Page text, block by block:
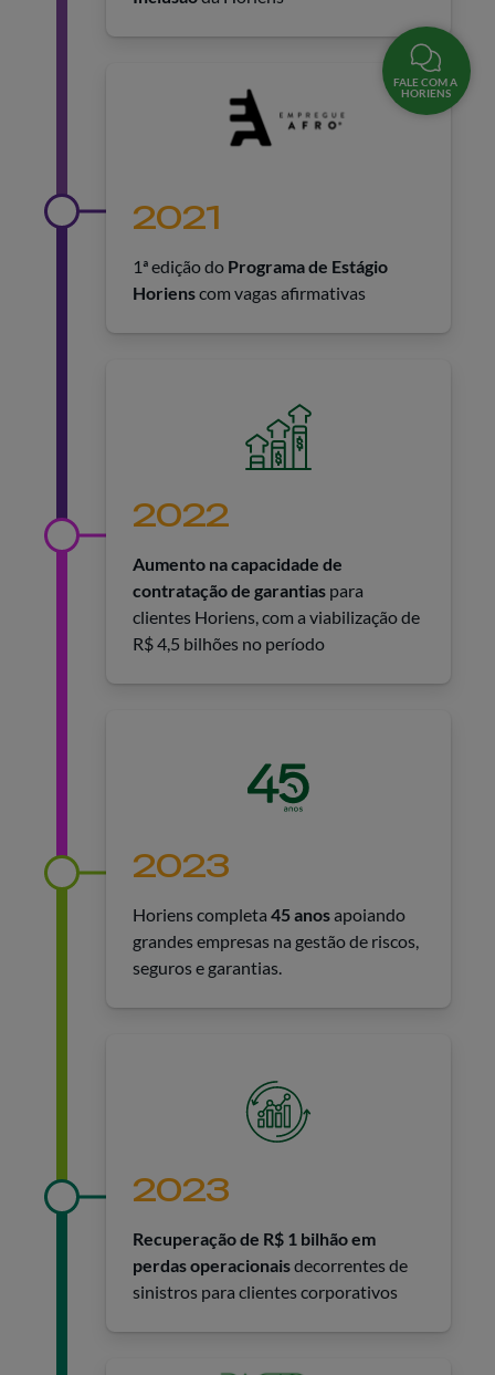
2021
1ª edição do Programa de Estágio
Horienscom vagas afirmativas
2022
Aumento na capacidade de
contratação de garantias para
clientes Horiens, com a viabilização de
R$ 4,5 bilhões no período
2023
Horiens completa 45 anosapoiando
grandes empresas na gestão de riscos,
seguros e garantias.
2023
Recuperação de R$ 1 bilhão em
perdas operacionaisdecorrentes de
sinistros para clientes corporativos
FALE COM A
HORIENS